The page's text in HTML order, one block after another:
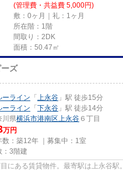
(管理費・共益費 5,000円)
敷：0ヶ月｜礼：1ヶ月
所在階：1階
間取り：2DK
面積：50.47㎡
ズ
ーライン 「 上永谷 」駅 徒歩15分
ーライン 「 下永谷 」駅 徒歩14分
川県横浜市港南区上永谷 ６丁目
万円
数：築12年 ｜募集中： 1室
：3階建
にある賃貸物件。最寄駅は上永谷駅。